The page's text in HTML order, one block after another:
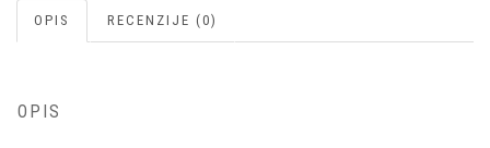
OPIS RECENZIJE (0)
OPIS